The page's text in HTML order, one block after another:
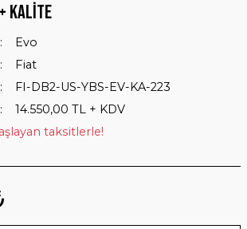
Kalite
Evo
Fiat
FI-DB2-US-YBS-EV-KA-223
14.550,00 TL + KDV
taksitlerle!